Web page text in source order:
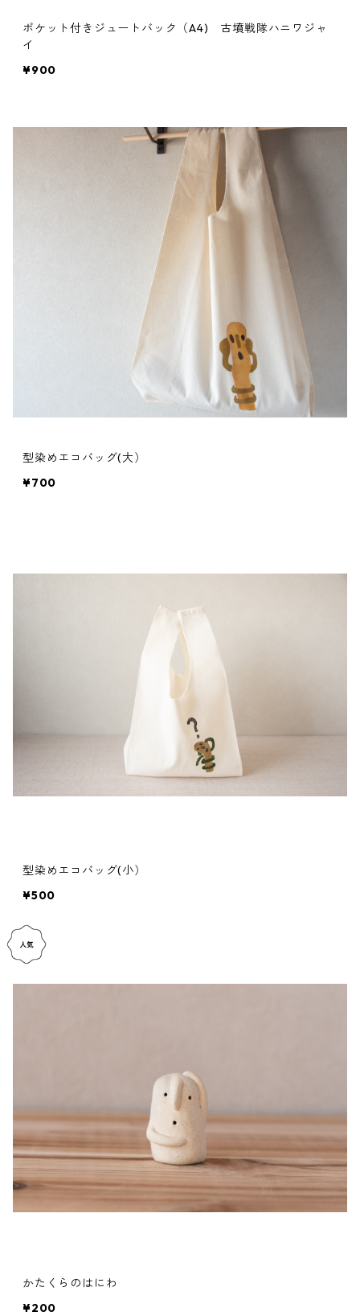
ポケット付きジュートバック（A4) 古墳戦隊ハニワジャ
イ
¥900
型染めエコバッグ(大）
¥700
型染めエコバッグ(小）
¥500
かたくらのはにわ
¥200